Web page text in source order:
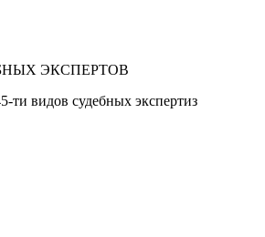
ЭКСПЕРТОВ
ти видов судебных экспертиз